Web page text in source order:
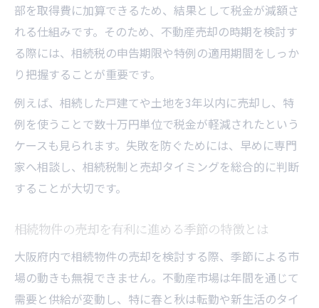
部を取得費に加算できるため、結果として税金が減額さ
れる仕組みです。そのため、不動産売却の時期を検討す
る際には、相続税の申告期限や特例の適用期間をしっか
り把握することが重要です。
例えば、相続した戸建てや土地を3年以内に売却し、特
例を使うことで数十万円単位で税金が軽減されたという
ケースも見られます。失敗を防ぐためには、早めに専門
家へ相談し、相続税制と売却タイミングを総合的に判断
することが大切です。
相続物件の売却を有利に進める季節の特徴とは
大阪府内で相続物件の売却を検討する際、季節による市
場の動きも無視できません。不動産市場は年間を通じて
需要と供給が変動し、特に春と秋は転勤や新生活のタイ